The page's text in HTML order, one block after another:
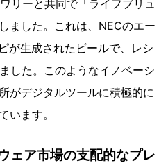
リーと共同で「ライフブリュ
ました。これは、NECのエー
が生成されたビールで、レシ
した。このようなイノベーシ
がデジタルツールに積極的に
います。
ェア市場の支配的なプレ